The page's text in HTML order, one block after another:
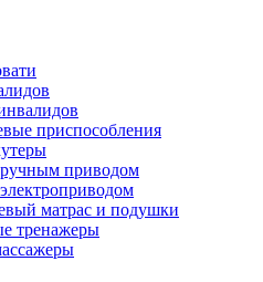
приспособления
ручным приводом
матрас и подушки
тренажеры